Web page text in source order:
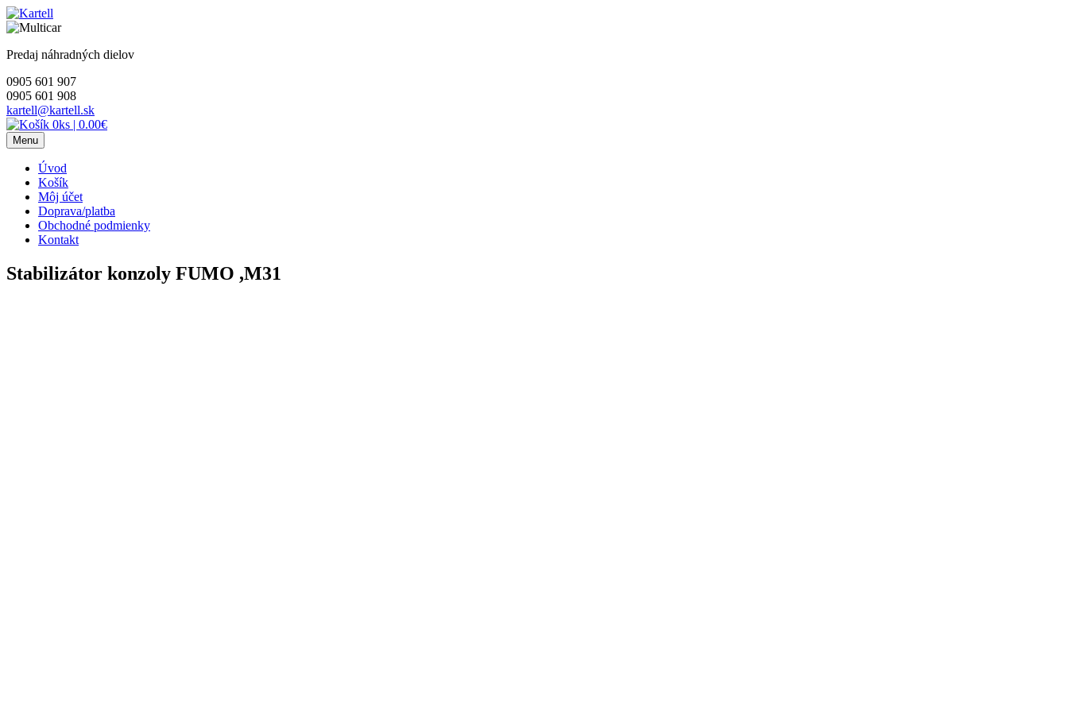
Skip
to
Predaj náhradných dielov
0905 601 907
0905 601 908
kartell@kartell.sk
0ks | 0.00€
Menu
Úvod
Košík
Môj účet
Doprava/platba
Obchodné podmienky
Kontakt
Stabilizátor konzoly FUMO ,M31